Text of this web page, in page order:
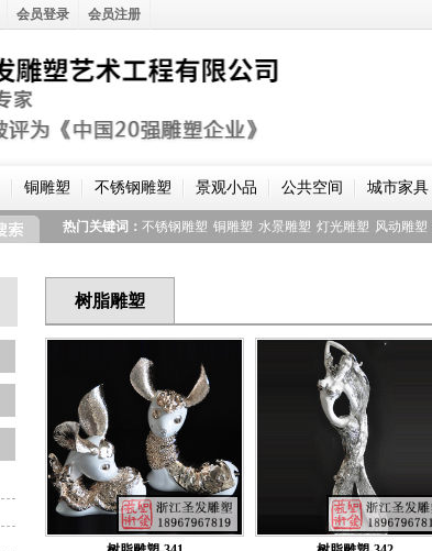
铜雕塑 不锈钢雕塑 景观小品 公共空间 城市家具
热门关键词： 不锈钢雕塑 铜雕塑 水景雕塑 灯光雕塑 风动雕塑
树脂雕塑
会员登录 会员注册